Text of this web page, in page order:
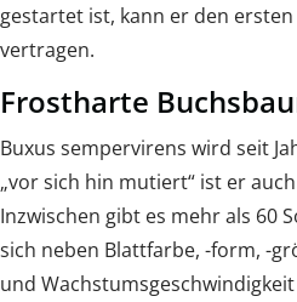
gestartet ist, kann er den
vertragen.
Frostharte
Buxus sempervirens wird seit
„vor sich hin mutiert“ ist er
Inzwischen gibt es mehr als 60
sich neben Blattfarbe, -form, -
und